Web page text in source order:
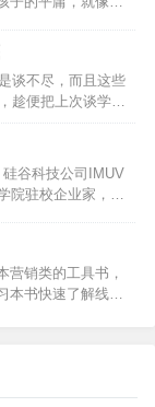
子。《人世间》
，北方某省会城
亲周志刚在西南参
国家号召成为第一
丈夫远赴贵州乡
为命。在五十年
迁交织在一起，周
斧的改革中经历仕
谈不尽，而且这些
趁便把上次谈学问
是学问的一个重要
科学问到了现在的
这成就还没有湮
精神遗产的宝库，
就现阶段的文化学
如果抹煞过去人类
谷科技公司IMUV
院驻校企业家，其
芬顿邮报》等多家
业、大型公司及
略方面的咨询服
本书的核心理念源
验证产品是否符
果产品不符…
营销类的工具书，
本书快速了解线上
务。本书是他多年
部经历的浓缩。反